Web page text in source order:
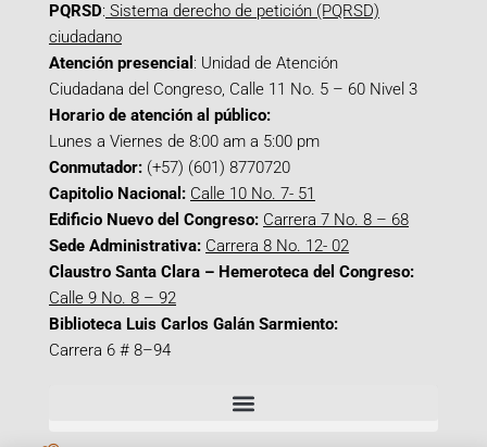
PQRSD: Sistema derecho de petición (PQRSD)
ciudadano
Atención presencial : Unidad de Atención
Ciudadana del Congreso, Calle 11 No. 5 – 60 Nivel 3
Horario de atención al público:
Lunes a Viernes de 8:00 am a 5:00 pm
Conmutador: (+57) (601) 8770720
Capitolio Nacional: Calle 10 No. 7- 51
Edificio Nuevo del Congreso: Carrera 7 No. 8 – 68
Sede Administrativa: Carrera 8 No. 12- 02
Claustro Santa Clara – Hemeroteca del Congreso:
Calle 9 No. 8 – 92
Biblioteca Luis Carlos Galán Sarmiento:
Carrera 6 # 8–94